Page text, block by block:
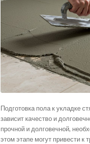
Подготовка пола к укладке
зависит качество и
прочной и долговечной,
этом этапе могут привести